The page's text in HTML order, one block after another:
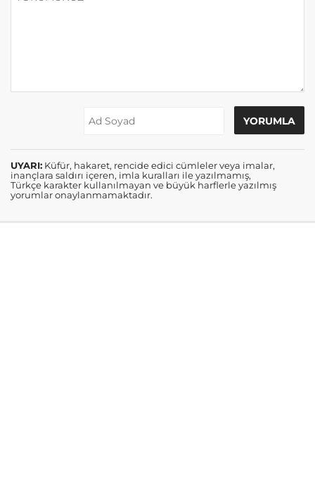
UYARI: Küfür, hakaret, rencide edici cümleler veya imalar,
inançlara saldırı içeren, imla kuralları ile yazılmamış,
Türkçe karakter kullanılmayan ve büyük harflerle yazılmış
yorumlar onaylanmamaktadır.